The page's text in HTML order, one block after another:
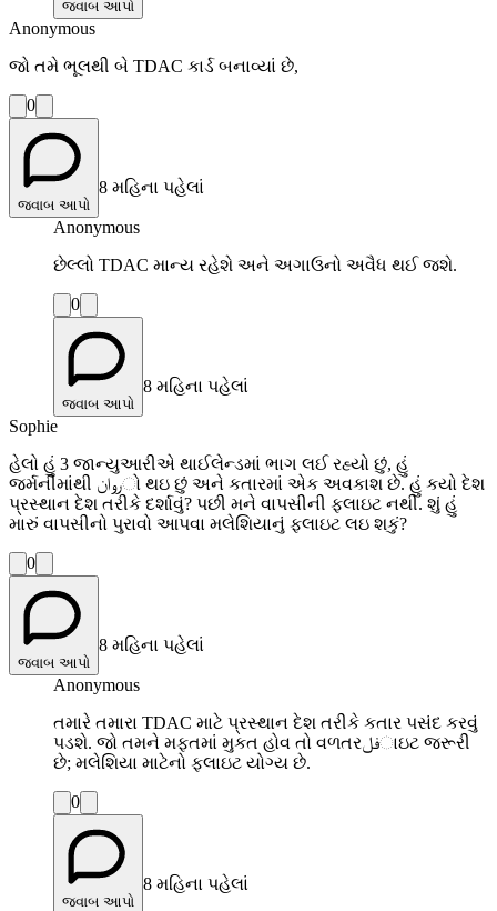
જવાબ આપો
Anonymous
જો તમે ભૂલથી બે TDAC કાર્ડ બનાવ્યાં છે,
0
જવાબ આપો
8 મહિના પહેલાં
Anonymous
છેલ્લો TDAC માન્ય રહેશે અને અગાઉનો અવૈધ થઈ જશે.
0
જવાબ આપો
8 મહિના પહેલાં
Sophie
હેલો હું 3 જાન્યુઆરીએ થાઈલેન્ડમાં ભાગ લઈ રહ્યો છું, હું
જર્મનીમાંથી روانો થઇ છું અને કતારમાં એક અવકાશ છે. હું કયો દેશ
પ્રસ્થાન દેશ તરીકે દર્શાવું? પછી મને વાપસીની ફ્લાઇટ નથી. શું હું
મારું વાપસીનો પુરાવો આપવા મલેશિયાનું ફ્લાઇટ લઇ શકું?
0
જવાબ આપો
8 મહિના પહેલાં
Anonymous
તમારે તમારા TDAC માટે પ્રસ્થાન દેશ તરીકે કતાર પસંદ કરવું
પડશે. જો તમને મફતમાં મુકત હોવ તો વળતરفلાઇટ જરૂરી
છે; મલેશિયા માટેનો ફ્લાઇટ યોગ્ય છે.
0
જવાબ આપો
8 મહિના પહેલાં